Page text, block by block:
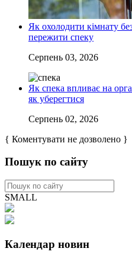
Як охолодити кімнату
пережити спеку
Серпень 03, 2026
Як спека впливає на
як уберегтися
Серпень 02, 2026
{ Коментувати не дозволено }
Пошук по сайту
SMALL
Календар новин